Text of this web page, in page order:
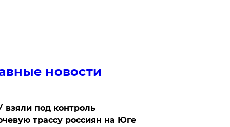
новости
взяли под контроль
трассу россиян на Юге